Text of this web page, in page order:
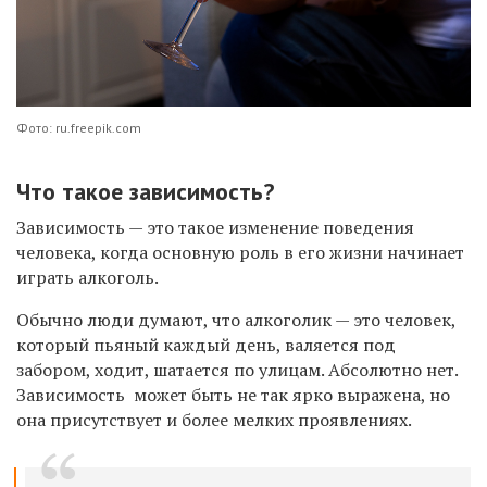
Фото: ru.freepik.com
Что такое зависимость?
Зависимость — это такое изменение поведения
человека, когда основную роль в его жизни начинает
играть алкоголь.
Обычно люди думают, что алкоголик — это человек,
который пьяный каждый день, валяется под
забором, ходит, шатается по улицам. Абсолютно нет.
Зависимость может быть не так ярко выражена, но
она присутствует и более мелких проявлениях.